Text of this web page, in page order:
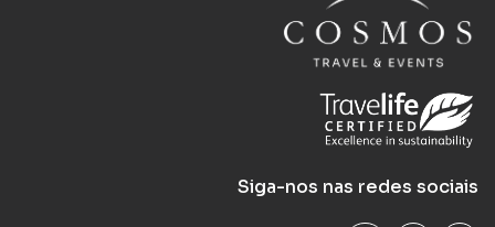
Siga-nos nas redes sociais